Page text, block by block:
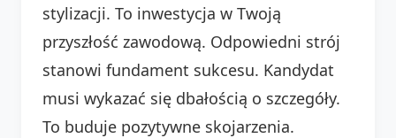
stylizacji. To inwestycja w Twoją
przyszłość zawodową. Odpowiedni strój
stanowi fundament sukcesu. Kandydat
musi wykazać się dbałością o szczegóły.
To buduje pozytywne skojarzenia.